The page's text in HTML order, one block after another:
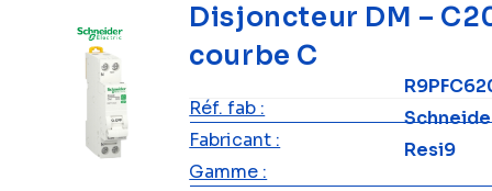
Disjoncteur DM –
courbe C
Réf. fab :
Fabricant :
Gamme :
Resi9